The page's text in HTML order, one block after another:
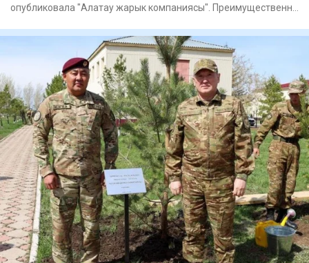
опубликовала "Алатау жарык компаниясы". Преимущественно